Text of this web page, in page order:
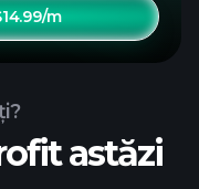
m
astăzi